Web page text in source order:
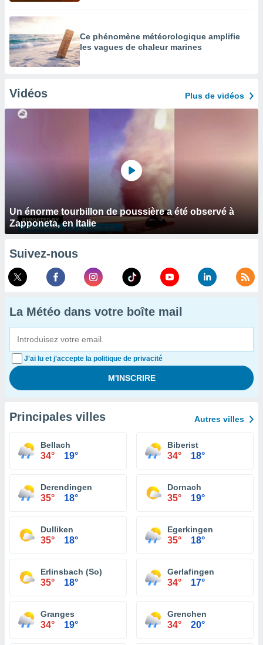
Ce phénomène météorologique amplifie
les vagues de chaleur marines
Vidéos Plus de vidéos
Un énorme tourbillon de poussière a été observé à
Zapponeta, en Italie
Suivez-nous
La Météo dans votre boîte mail
J'ai lu et j'accepte la politique de privacité
Principales villes Autres villes
Bellach
34° 19°
Biberist
34° 18°
Derendingen
35° 18°
Dornach
35° 19°
Dulliken
35° 18°
Egerkingen
35° 18°
Erlinsbach (So)
35° 18°
Gerlafingen
34° 17°
Granges
34° 19°
Grenchen
34° 20°